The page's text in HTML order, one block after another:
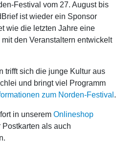
Festival vom 27. August bis
ist wieder ein Sponsor
wie die letzten Jahre eine
den Veranstaltern entwickelt
trifft sich die junge Kultur aus
und bringt viel Programm
zum Norden-Festival .
in unserem Onlineshop
als auch